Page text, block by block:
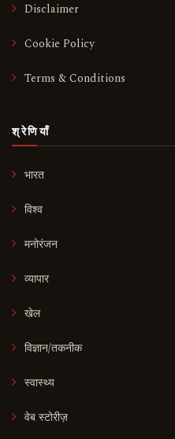
Disclaimer
Cookie Policy
Terms & Conditions
श्रेणियाँ
भारत
विश्व
मनोरंजन
व्यापार
खेल
विज्ञान/तकनीक
स्वास्थ्य
वेब स्टोरीज़